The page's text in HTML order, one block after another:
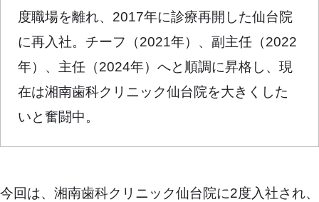
度職場を離れ、2017年に診療再開した仙台院
に再入社。チーフ（2021年）、副主任（2022
年）、主任（2024年）へと順調に昇格し、現
在は湘南歯科クリニック仙台院を大きくした
いと奮闘中。
今回は、湘南歯科クリニック仙台院に2度入社され、